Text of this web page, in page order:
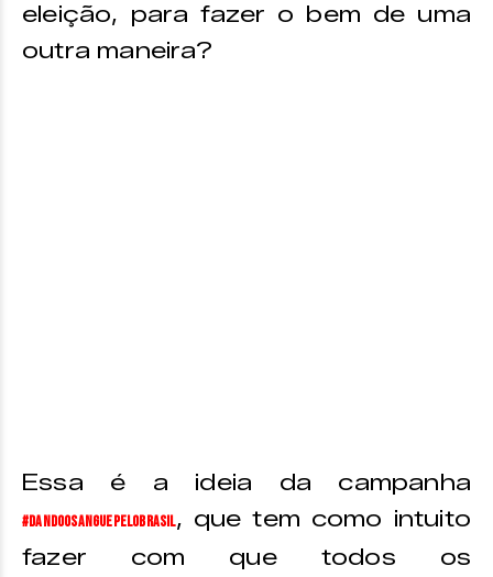
eleição, para fazer o bem de uma
outra maneira?
Essa é a ideia da campanha
#DandoOSanguePeloBrasil, que tem como intuito
fazer com que todos os